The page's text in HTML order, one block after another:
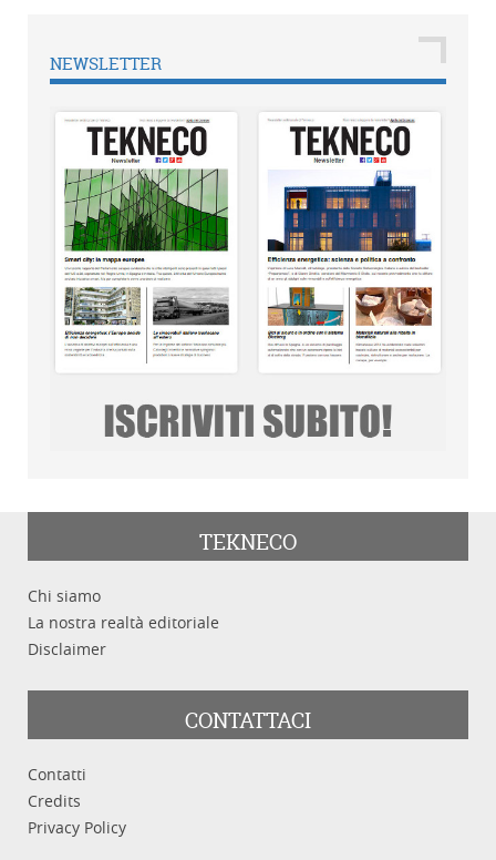
NEWSLETTER
TEKNECO
Chi siamo
La nostra realtà editoriale
Disclaimer
CONTATTACI
Contatti
Credits
Privacy Policy